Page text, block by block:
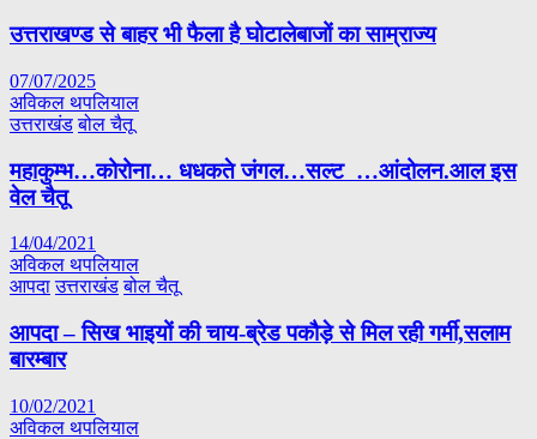
उत्तराखण्ड से बाहर भी फैला है घोटालेबाजों का साम्राज्य
07/07/2025
अविकल थपलियाल
उत्तराखंड बोल चैतू
महाकुम्भ…कोरोना… धधकते जंगल…सल्ट …आंदोलन.आल इस
वेल चैतू
14/04/2021
अविकल थपलियाल
आपदा उत्तराखंड बोल चैतू
आपदा – सिख भाइयों की चाय-ब्रेड पकौड़े से मिल रही गर्मी,सलाम
बारम्बार
10/02/2021
अविकल थपलियाल